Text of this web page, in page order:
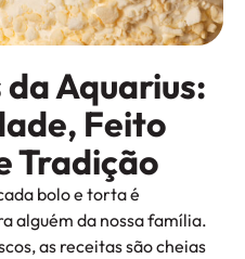
da Aquarius:
Feito
Tradição
bolo e torta é
alguém da nossa família.
as receitas são cheias